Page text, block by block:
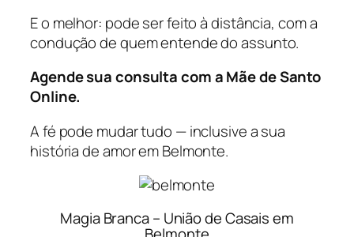
E o melhor: pode ser feito à distância, com a
condução de quem entende do assunto.
Agende sua consulta com a Mãe de Santo
Online.
A fé pode mudar tudo — inclusive a sua
história de amor em Belmonte.
Magia Branca – União de Casais em